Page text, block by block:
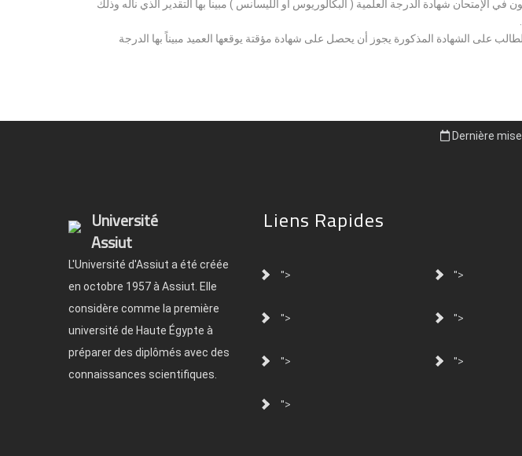
الإمتحان شهادة الدرجة العلمية ( البكالوريوس أو الليسانس ) مبيناً بها التقدير الذي ناله وذلك
على الشهادة المذكورة يجوز أن يحصل على شهادة مؤقتة يوقعها العميد مبيناً بها الدرجة
Dernière mise
Université
Assiut
L'Université d'Assiut a été créée
en octobre 1957 à Assiut. Elle
considère comme la première
université de Haute Égypte à
préparer des diplômés avec des
connaissances scientifiques.
Liens Rapides
"> ">
"> ">
"> ">
">